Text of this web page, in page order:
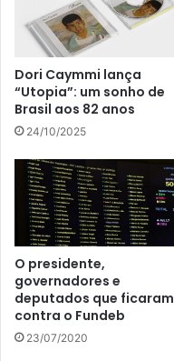
Dori Caymmi lança
“Utopia”: um sonho de
Brasil aos 82 anos
24/10/2025
O presidente,
governadores e
deputados que ficaram
contra o Fundeb
23/07/2020